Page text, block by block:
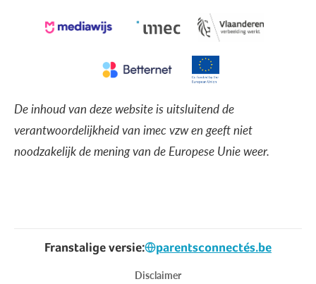
De inhoud van deze website is uitsluitend de
verantwoordelijkheid van imec vzw en geeft niet
noodzakelijk de mening van de Europese Unie weer.
Franstalige versie: parentsconnectés.be
Disclaimer